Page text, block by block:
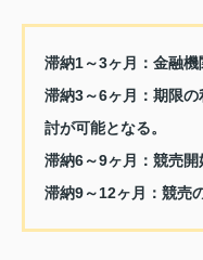
滞納1～3ヶ月： 金融機
滞納3～6ヶ月： 期限の
討が可能となる。
滞納6～9ヶ月： 競売開
滞納9～12ヶ月： 競売